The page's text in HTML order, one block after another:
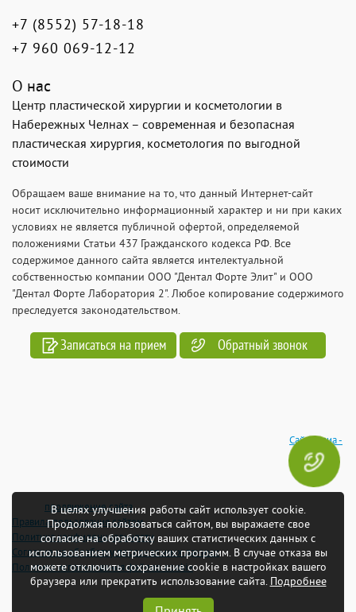
+7 (8552) 57-18-18
+7 960 069-12-12
О нас
Центр пластической хирургии и косметологии в
Набережных Челнах – современная и безопасная
пластическая хирургия, косметология по выгодной
стоимости
Обращаем ваше внимание на то, что данный Интернет-сайт
носит исключительно информационный характер и ни при каких
условиях не является публичной офертой, определяемой
положениями Статьи 437 Гражданского кодекса РФ. Все
содержимое данного сайта является интелектуальной
собственностью компании ООО "Дентал Форте Элит" и ООО
"Дентал Форте Лаборатория 2". Любое копирование содержимого
преследуется законодательством.
Записаться на прием Обратный звонок
Сайтмедиа -
продвижение сайта
Правила пользования сайтом
Политика конфиденциальности
Согласие на обработку персональных данных
Политика использования файлов-cookie
В целях улучшения работы сайт использует cookie.
Продолжая пользоваться сайтом, вы выражаете свое
согласие на обработку ваших статистических данных с
использованием метрических программ. В случае отказа вы
можете отключить сохранение cookie в настройках вашего
браузера или прекратить использование сайта. Подробнее